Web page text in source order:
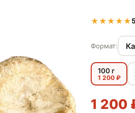
★★★★★
Формат:
100 г
1 200 ₽
1 200